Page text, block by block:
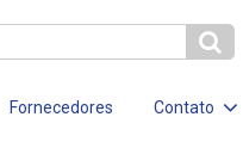
Fornecedores Contato